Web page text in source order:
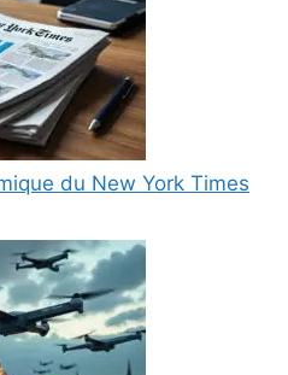
du New York Times